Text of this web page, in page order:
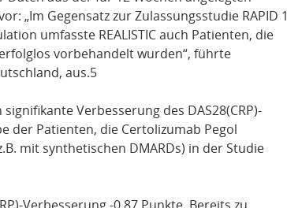
„Im Gegensatz zur Zulassungsstudie RAPID 1
umfasste REALISTIC auch Patienten, die
vorbehandelt wurden“, führte
aus.5
Verbesserung des DAS28(CRP)-
der Patienten, die Certolizumab Pegol
mit synthetischen DMARDs) in der Studie